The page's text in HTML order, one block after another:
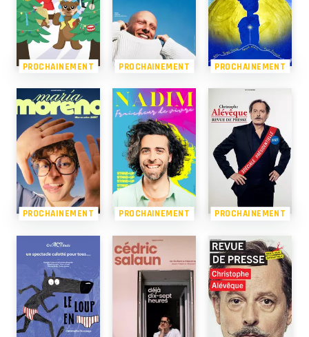
PROCHAINEMENT PROCHAINEMENT PROCHAINEMENT
PROCHAINEMENT PROCHAINEMENT PROCHAINEMENT